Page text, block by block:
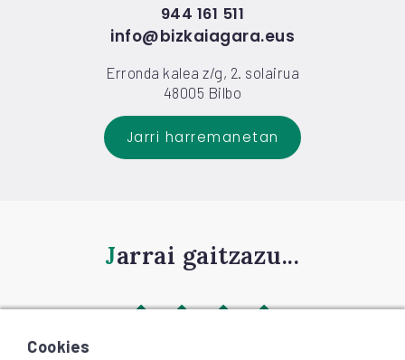
944 161 511
info@bizkaiagara.eus
Erronda kalea z/g, 2. solairua
48005 Bilbo
Jarri harremanetan
Jarrai gaitzazu...
Cookies